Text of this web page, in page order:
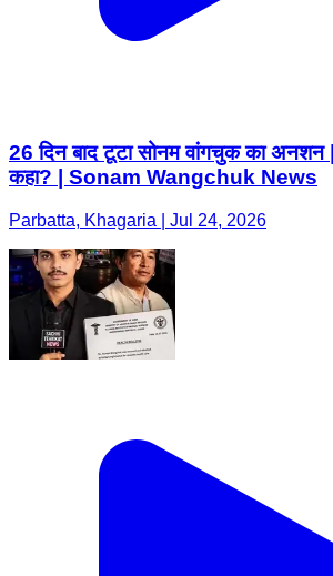
26 दिन बाद टूटा सोनम वांगचुक का अनशन |
कहा? | Sonam Wangchuk News
Parbatta, Khagaria | Jul 24, 2026